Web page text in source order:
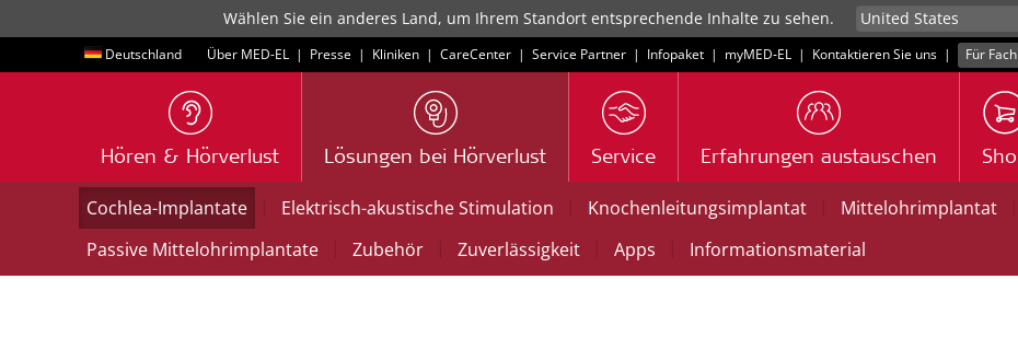
Wählen Sie ein anderes Land, um Ihrem Standort entsprechende Inhalte zu sehen.
Deutschland Über MED-EL | Presse | Kliniken | CareCenter | Service Partner | Infopaket | myMED‑EL | Kontaktieren Sie uns | Für
Hören & Hörverlust Lösungen bei Hörverlust Service Erfahrungen austauschen
Cochlea-Implantate | Elektrisch-akustische Stimulation | Knochenleitungsimplantat | Mittelohrimplantat |
Passive Mittelohrimplantate
| Zubehör | Zuverlässigkeit | Apps | Informationsmaterial